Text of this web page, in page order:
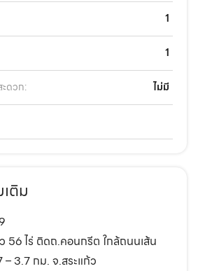
1
1
ดวก: ไม่มี
ติม
56 ไร่ ติดถ.คอนกรีต ใกล้ถนนเส้น
3.7 กม. จ.สระแก้ว